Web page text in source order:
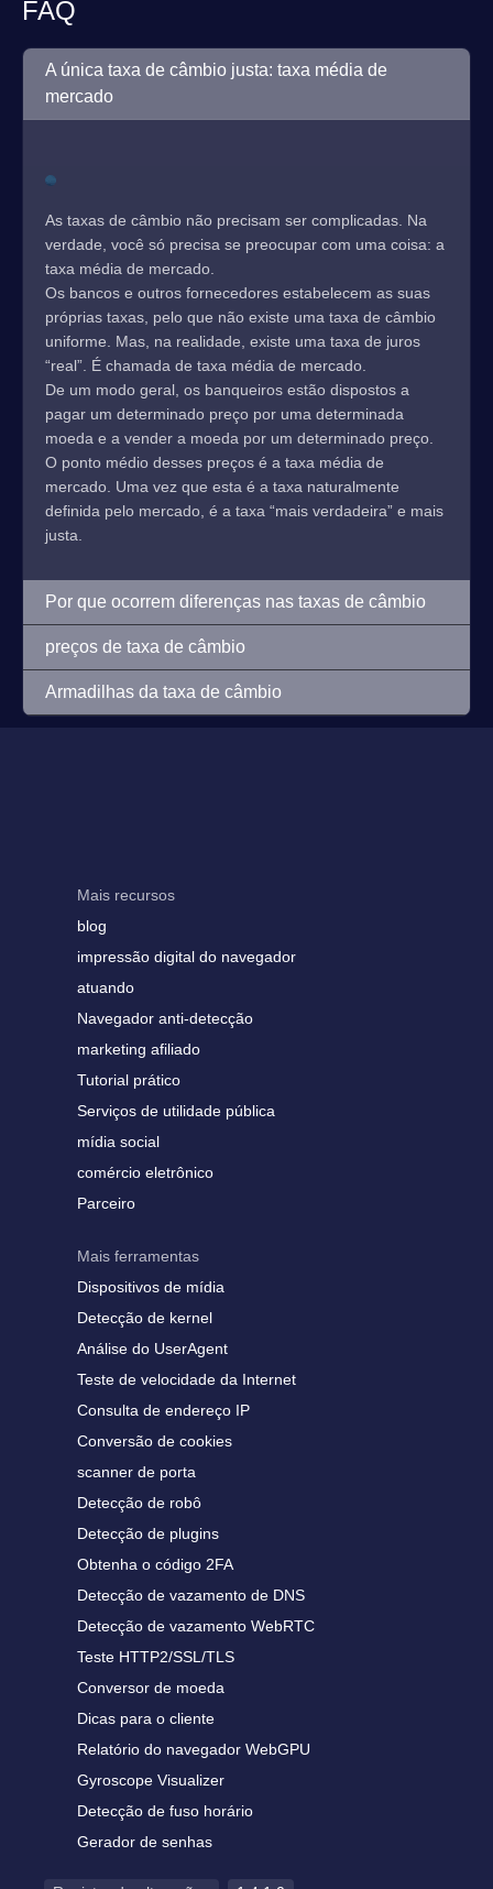
FAQ
A única taxa de câmbio justa: taxa média de
mercado
As taxas de câmbio não precisam ser complicadas. Na
verdade, você só precisa se preocupar com uma coisa: a
taxa média de mercado.
Os bancos e outros fornecedores estabelecem as suas
próprias taxas, pelo que não existe uma taxa de câmbio
uniforme. Mas, na realidade, existe uma taxa de juros
“real”. É chamada de taxa média de mercado.
De um modo geral, os banqueiros estão dispostos a
pagar um determinado preço por uma determinada
moeda e a vender a moeda por um determinado preço.
O ponto médio desses preços é a taxa média de
mercado. Uma vez que esta é a taxa naturalmente
definida pelo mercado, é a taxa “mais verdadeira” e mais
justa.
Por que ocorrem diferenças nas taxas de câmbio
preços de taxa de câmbio
Armadilhas da taxa de câmbio
Mais recursos
blog
impressão digital do navegador
atuando
Navegador anti-detecção
marketing afiliado
Tutorial prático
Serviços de utilidade pública
mídia social
comércio eletrônico
Parceiro
Mais ferramentas
Dispositivos de mídia
Detecção de kernel
Análise do UserAgent
Teste de velocidade da Internet
Consulta de endereço IP
Conversão de cookies
scanner de porta
Detecção de robô
Detecção de plugins
Obtenha o código 2FA
Detecção de vazamento de DNS
Detecção de vazamento WebRTC
Teste HTTP2/SSL/TLS
Conversor de moeda
Dicas para o cliente
Relatório do navegador WebGPU
Gyroscope Visualizer
Detecção de fuso horário
Gerador de senhas